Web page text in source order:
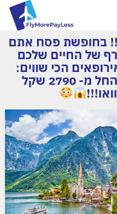
בחופשת פסח אתם
של החיים שלכם
אירופאים הכי שווים:
וינה וברצלונה !! החל מ- 2790 שקל